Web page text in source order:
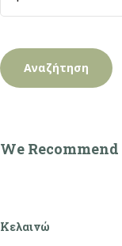
We Recommend
Κελαινώ